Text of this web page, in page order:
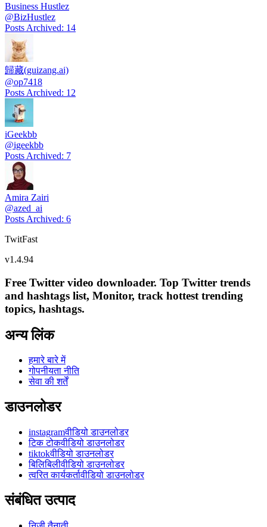
Business Hustlez
@BizHustlez
Posts Archived: 14
歸藏(guizang.ai)
@op7418
Posts Archived: 12
iGeekbb
@igeekbb
Posts Archived: 7
Amira Zairi
@azed_ai
Posts Archived: 6
TwitFast
v1.4.94
Free Twitter video downloader. Top Twitter trends
and hashtags list, Monitor, track hottest trending
topics, hashtags.
अन्य लिंक
हमारे बारे में
गोपनीयता नीति
सेवा की शर्तें
डाउनलोडर
instagramवीडियो डाउनलोडर
टिक टोकवीडियो डाउनलोडर
tiktokवीडियो डाउनलोडर
बिलिबिलीवीडियो डाउनलोडर
त्वरित कार्यकर्तावीडियो डाउनलोडर
संबंधित उत्पाद